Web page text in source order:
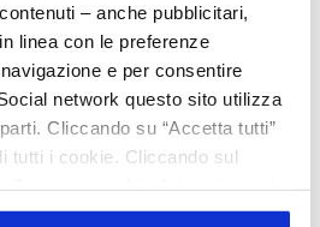
– anche pubblicitari,
linea con le preferenze
e per consentire
network questo sito utilizza
Cliccando su “Accetta tutti”
tutti i cookie. Cliccando sul
Cliccando su